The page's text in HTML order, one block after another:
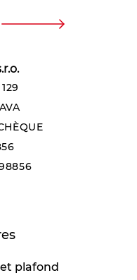
plafond